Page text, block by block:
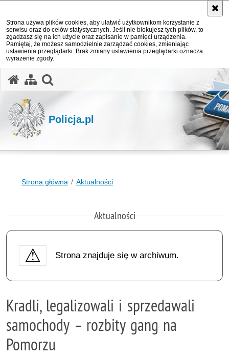
Strona używa plików cookies, aby ułatwić użytkownikom korzystanie z
serwisu oraz do celów statystycznych. Jeśli nie blokujesz tych plików, to
zgadzasz się na ich użycie oraz zapisanie w pamięci urządzenia.
Pamiętaj, że możesz samodzielnie zarządzać cookies, zmieniając
ustawienia przeglądarki. Brak zmiany ustawienia przeglądarki oznacza
wyrażenie zgody.
Policja.pl
Strona główna Aktualności
Aktualności
Strona znajduje się w archiwum.
Kradli, legalizowali i sprzedawali
samochody – rozbity gang na
Pomorzu